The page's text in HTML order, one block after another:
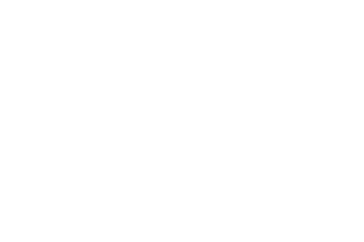
了承ください。
き作成されるも
をご了承くださ
1000ppm以下、
) : 1000ppm、
、
可)を取得する
これらの製造装
通知します。
ムロン制御